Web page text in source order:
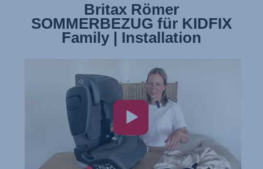
Britax Römer
SOMMERBEZUG für KIDFIX
Family | Installation